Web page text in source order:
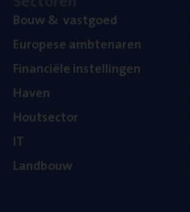
Bouw& vastgoed
Euro­pe­se ambtenaren
Finan­ci­ë­le instellingen
Haven
Hout­sec­tor
IT
Land­bouw